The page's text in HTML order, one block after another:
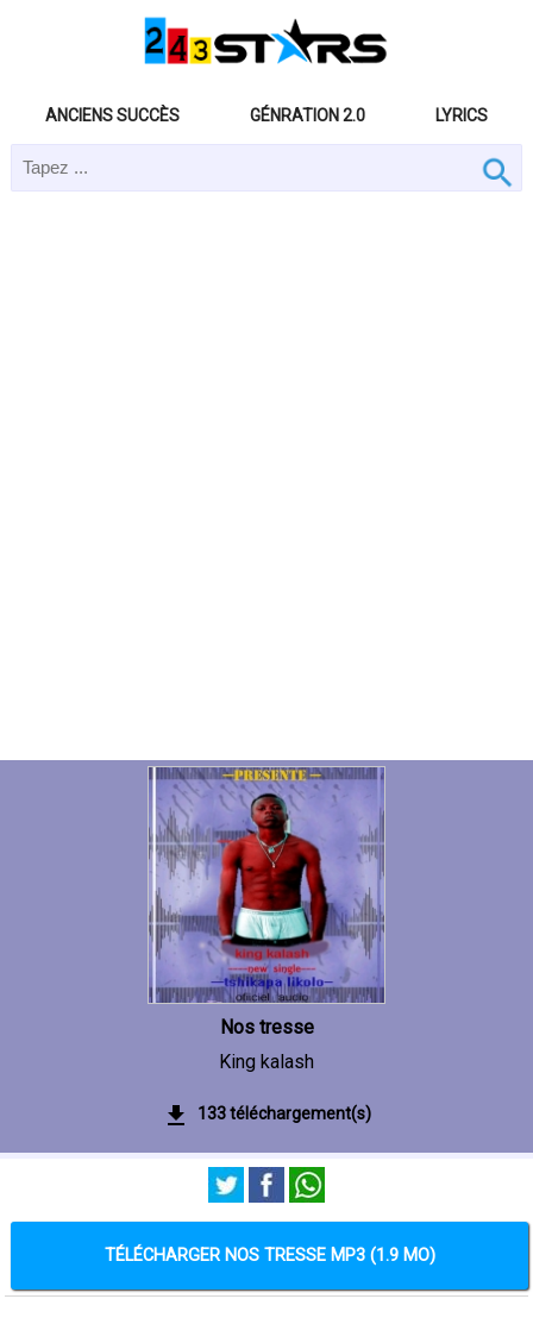
ANCIENS SUCCÈS GÉNRATION 2.0 LYRICS
Nos tresse
King kalash
133 téléchargement(s)
TÉLÉCHARGER NOS TRESSE MP3 (1.9 MO)